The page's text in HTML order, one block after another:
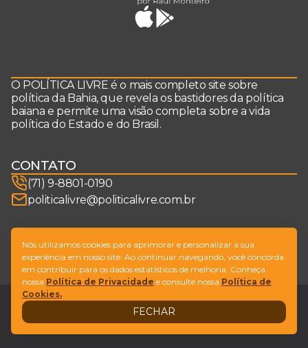
O POLÍTICA LIVRE é o mais completo site sobre
política da Bahia, que revela os bastidores da política
baiana e permite uma visão completa sobre a vida
política do Estado e do Brasil.
CONTATO
(71) 9-8801-0190
politicalivre@politicalivre.com.br
SIGA-NOS
© Copyright Política Livre. All Rights Reserved
Design by NVGO
LegalFale conosco
Nós utilizamos cookies para aprimorar e personalizar a sua
experiência em nosso site. Ao continuar navegando, você concorda
em contribuir para os dados estatísticos de melhoria. Conheça
nossa Política de Privacidade e consulte nossa Política de
Cookies.
FECHAR